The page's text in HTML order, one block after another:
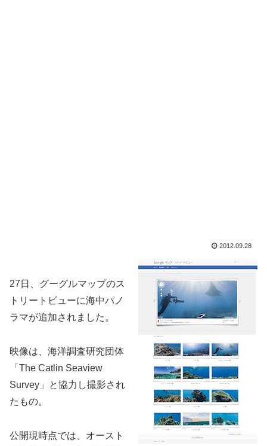
2012.09.28
27日、グーグルマップのス
トリートビューに海中パノ
ラマが追加されました。
映像は、海洋調査研究団体
「The Catlin Seaview
Survey」と協力し撮影され
たもの。
公開現時点では、オースト